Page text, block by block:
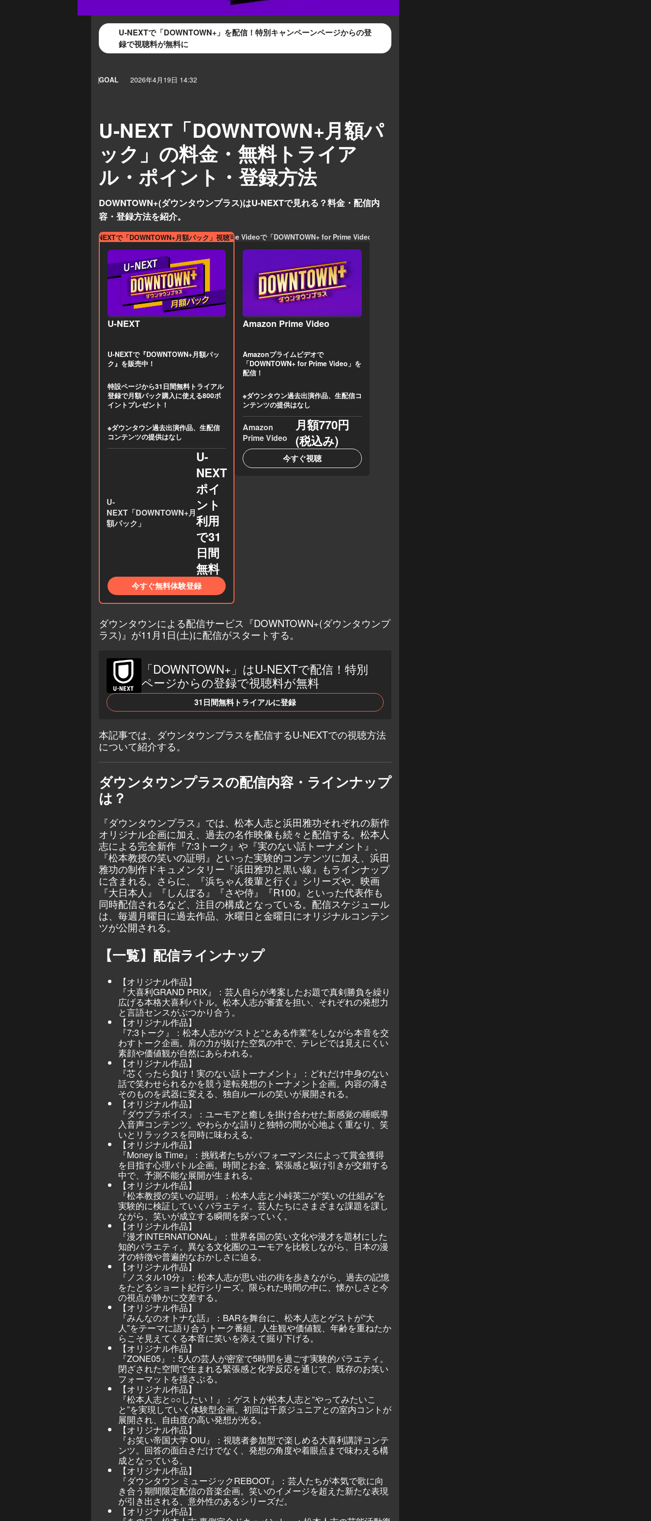
U-NEXTで「DOWNTOWN+」を配信！特別キャンペーンページからの登
録で視聴料が無料に
GOAL 2026年4月19日 14:32
U-NEXT「DOWNTOWN+月額パ
ック」の料金・無料トライア
ル・ポイント・登録方法
DOWNTOWN+(ダウンタウンプラス)はU-NEXTで見れる？料金・配信内
容・登録方法を紹介。
U-NEXTで「DOWNTOWN+月額パック」視聴可能
U-NEXT
U-NEXTで『DOWNTOWN+月額パッ
ク』を販売中！
特設ページから31日間無料トライアル
登録で月額パック購入に使える800ポ
イントプレゼント！
※ダウンタウン過去出演作品、生配信
コンテンツの提供はなし
U-
NEXT「DOWNTOWN+月
額パック」
U-
NEXT
ポイ
ント
利用
で31
日間
無料
今すぐ無料体験登録
Amazon Prime Videoで「DOWNTOWN+ for Prime Video」を視聴可能
Amazon Prime Video
Amazonプライムビデオで
「DOWNTOWN+ for Prime Video」を
配信！
※ダウンタウン過去出演作品、生配信コ
ンテンツの提供はなし
Amazon
Prime Video
月額770円
(税込み)
今すぐ視聴
ダウンタウンによる配信サービス『DOWNTOWN+(ダウンタウンプ
ラス)』が11月1日(土)に配信がスタートする。
「DOWNTOWN+」はU-NEXTで配信！特別
ページからの登録で視聴料が無料
31日間無料トライアルに登録
本記事では、ダウンタウンプラスを配信するU-NEXTでの視聴方法
について紹介する。
ダウンタウンプラスの配信内容・ラインナップ
は？
『ダウンタウンプラス』では、松本人志と浜田雅功それぞれの新作
オリジナル企画に加え、過去の名作映像も続々と配信する。松本人
志による完全新作『7:3トーク』や『実のない話トーナメント』、
『松本教授の笑いの証明』といった実験的コンテンツに加え、浜田
雅功の制作ドキュメンタリー『浜田雅功と黒い線』もラインナップ
に含まれる。さらに、『浜ちゃん後輩と行く』シリーズや、映画
『大日本人』『しんぼる』『さや侍』『R100』といった代表作も
同時配信されるなど、注目の構成となっている。配信スケジュール
は、毎週月曜日に過去作品、水曜日と金曜日にオリジナルコンテン
ツが公開される。
【一覧】配信ラインナップ
【オリジナル作品】
『大喜利GRAND PRIX』：芸人自らが考案したお題で真剣勝負を繰り
広げる本格大喜利バトル。松本人志が審査を担い、それぞれの発想力
と言語センスがぶつかり合う。
【オリジナル作品】
『7:3トーク』：松本人志がゲストと“とある作業”をしながら本音を交
わすトーク企画。肩の力が抜けた空気の中で、テレビでは見えにくい
素顔や価値観が自然にあらわれる。
【オリジナル作品】
『芯くったら負け！実のない話トーナメント』：どれだけ中身のない
話で笑わせられるかを競う逆転発想のトーナメント企画。内容の薄さ
そのものを武器に変える、独自ルールの笑いが展開される。
【オリジナル作品】
『ダウプラボイス』：ユーモアと癒しを掛け合わせた新感覚の睡眠導
入音声コンテンツ。やわらかな語りと独特の間が心地よく重なり、笑
いとリラックスを同時に味わえる。
【オリジナル作品】
『Money is Time』：挑戦者たちがパフォーマンスによって賞金獲得
を目指す心理バトル企画。時間とお金、緊張感と駆け引きが交錯する
中で、予測不能な展開が生まれる。
【オリジナル作品】
『松本教授の笑いの証明』：松本人志と小峠英二が“笑いの仕組み”を
実験的に検証していくバラエティ。芸人たちにさまざまな課題を課し
ながら、笑いが成立する瞬間を探っていく。
【オリジナル作品】
『漫才INTERNATIONAL』：世界各国の笑い文化や漫才を題材にした
知的バラエティ。異なる文化圏のユーモアを比較しながら、日本の漫
才の特徴や普遍的なおかしさに迫る。
【オリジナル作品】
『ノスタル10分』：松本人志が思い出の街を歩きながら、過去の記憶
をたどるショート紀行シリーズ。限られた時間の中に、懐かしさと今
の視点が静かに交差する。
【オリジナル作品】
『みんなのオトナな話』：BARを舞台に、松本人志とゲストが“大
人”をテーマに語り合うトーク番組。人生観や価値観、年齢を重ねたか
らこそ見えてくる本音に笑いを添えて掘り下げる。
【オリジナル作品】
『ZONE05』：5人の芸人が密室で5時間を過ごす実験的バラエティ。
閉ざされた空間で生まれる緊張感と化学反応を通じて、既存のお笑い
フォーマットを揺さぶる。
【オリジナル作品】
『松本人志と○○したい！』：ゲストが松本人志と“やってみたいこ
と”を実現していく体験型企画。初回は千原ジュニアとの室内コントが
展開され、自由度の高い発想が光る。
【オリジナル作品】
『お笑い帝国大学 OIU』：視聴者参加型で楽しめる大喜利講評コンテ
ンツ。回答の面白さだけでなく、発想の角度や着眼点まで味わえる構
成となっている。
【オリジナル作品】
『ダウンタウン ミュージックREBOOT』：芸人たちが本気で歌に向
き合う期間限定配信の音楽企画。笑いのイメージを超えた新たな表現
が引き出される、意外性のあるシリーズだ。
【オリジナル作品】